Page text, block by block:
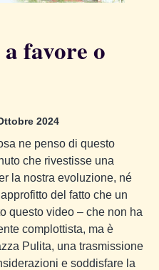
favore o
2024
ne penso di questo
che rivestisse una
la nostra evoluzione, né
del fatto che un
questo video – che non ha
complottista, ma è
Pulita, una trasmissione
e soddisfare la